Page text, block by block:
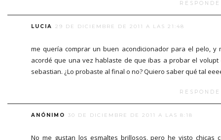
LUCIA 29 DE DICIEMBRE DE 2011 A LAS 21:48
me quería comprar un buen acondicionador para el pelo, y
acordé que una vez hablaste de que ibas a probar el volupt
sebastian. ¿Lo probaste al final o no? Quiero saber qué tal
ANÓNIMO 30 DE DICIEMBRE DE 2011 A LAS 8:18
No me gustan los esmaltes brillosos, pero he visto chicas